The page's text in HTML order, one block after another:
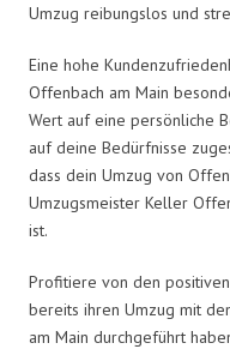
Umzug reibungslos und
Eine hohe
Offenbach am Main
Wert auf eine persönliche
auf deine Bedürfnisse
dass dein Umzug von
Umzugsmeister Keller
ist.
Profitiere von den
bereits ihren Umzug mit
am Main durchgeführt